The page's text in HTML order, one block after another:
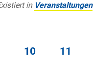
in Veranstaltungen
10 11